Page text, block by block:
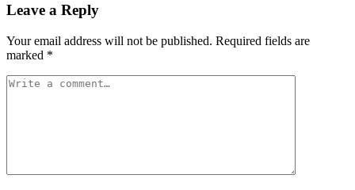
Leave a Reply
Your email address will not be published. Required fields are
marked *